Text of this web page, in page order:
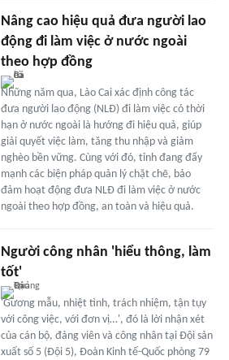
Nâng cao hiệu quả đưa người lao
động đi làm việc ở nước ngoài
theo hợp đồng
Những năm qua, Lào Cai xác định công tác
đưa người lao động (NLĐ) đi làm việc có thời
hạn ở nước ngoài là hướng đi hiệu quả, giúp
giải quyết việc làm, tăng thu nhập và giảm
nghèo bền vững. Cùng với đó, tỉnh đang đẩy
mạnh các biện pháp quản lý chặt chẽ, bảo
đảm hoạt động đưa NLĐ đi làm việc ở nước
ngoài theo hợp đồng, an toàn và hiệu quả.
Người công nhân 'hiểu thông, làm
tốt'
'Gương mẫu, nhiệt tình, trách nhiệm, tận tụy
với công việc, với đơn vị…', đó là lời nhận xét
của cán bộ, đảng viên và công nhân tại Đội sản
xuất số 5 (Đội 5), Đoàn Kinh tế-Quốc phòng 79